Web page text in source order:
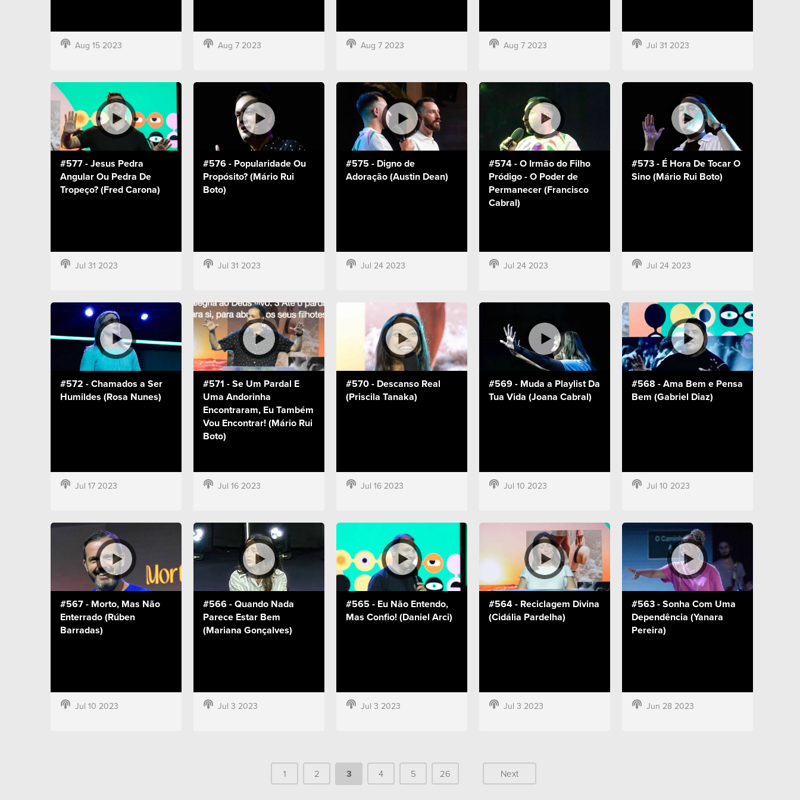
Aug 15 2023 Aug 7 2023 Aug 7 2023 Aug 7 2023 Jul 31 2023
#577 - Jesus Pedra
Angular Ou Pedra De
Tropeço? (Fred Carona)
Jul 31 2023
#576 - Popularidade Ou
Propósito? (Mário Rui
Boto)
Jul 31 2023
#575 - Digno de
Adoração (Austin Dean)
Jul 24 2023
#574 - O Irmão do Filho
Pródigo - O Poder de
Permanecer (Francisco
Cabral)
Jul 24 2023
#573 - É Hora De Tocar O
Sino (Mário Rui Boto)
Jul 24 2023
#572 - Chamados a Ser
Humildes (Rosa Nunes)
Jul 17 2023
#571 - Se Um Pardal E
Uma Andorinha
Encontraram, Eu Também
Vou Encontrar! (Mário Rui
Boto)
Jul 16 2023
#570 - Descanso Real
(Priscila Tanaka)
Jul 16 2023
#569 - Muda a Playlist Da
Tua Vida (Joana Cabral)
Jul 10 2023
#568 - Ama Bem e Pensa
Bem (Gabriel Diaz)
Jul 10 2023
#567 - Morto, Mas Não
Enterrado (Rúben
Barradas)
Jul 10 2023
#566 - Quando Nada
Parece Estar Bem
(Mariana Gonçalves)
Jul 3 2023
#565 - Eu Não Entendo,
Mas Confio! (Daniel Arci)
Jul 3 2023
#564 - Reciclagem Divina
(Cidália Pardelha)
Jul 3 2023
#563 - Sonha Com Uma
Dependência (Yanara
Pereira)
Jun 28 2023
1 2 3 4 5 26 Next